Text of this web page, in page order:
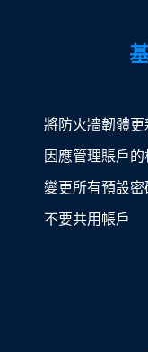
將防火牆韌體
因應管理賬戶
變更所有預設密
不要共用帳戶